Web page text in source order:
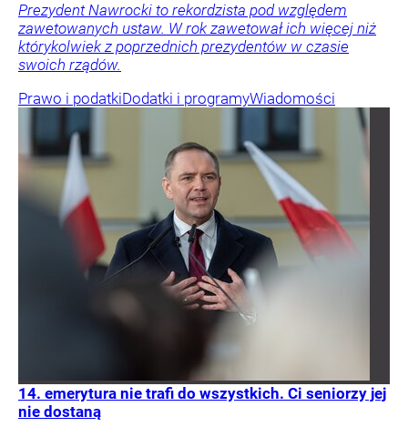
Prezydent Nawrocki to rekordzista pod względem
zawetowanych ustaw. W rok zawetował ich więcej niż
którykolwiek z poprzednich prezydentów w czasie
swoich rządów.
Prawo i podatkiDodatki i programyWiadomości
14. emerytura nie trafi do wszystkich. Ci seniorzy jej
nie dostaną